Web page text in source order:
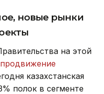
новые рынки
на этой
казахстанская
полок в сегменте